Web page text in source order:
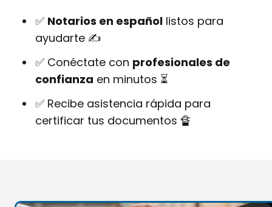
✅ Notarios en español listos para
ayudarte ✍
✅ Conéctate con profesionales de
confianza en minutos ⏳
✅ Recibe asistencia rápida para
certificar tus documentos 🔏